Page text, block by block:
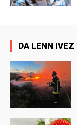
DA LENN IVEZ